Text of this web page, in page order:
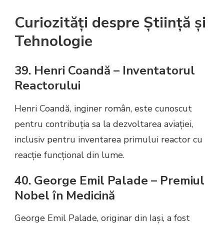
Curiozități despre Știință și
Tehnologie
39. Henri Coandă – Inventatorul
Reactorului
Henri Coandă, inginer român, este cunoscut
pentru contribuția sa la dezvoltarea aviației,
inclusiv pentru inventarea primului reactor cu
reacție funcțional din lume.
40. George Emil Palade – Premiul
Nobel în Medicină
George Emil Palade, originar din Iași, a fost